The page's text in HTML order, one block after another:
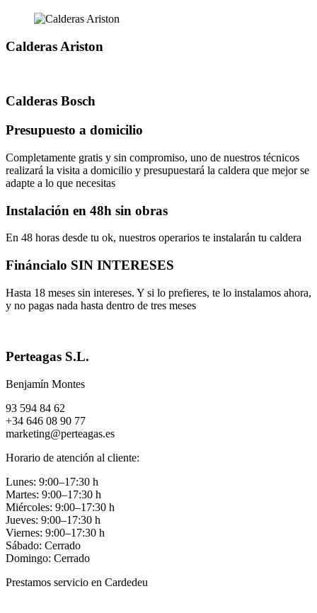
Calderas Ariston
Calderas Bosch
Presupuesto a domicilio
Completamente gratis y sin compromiso, uno de nuestros técnicos
realizará la visita a domicilio y presupuestará la caldera que mejor se
adapte a lo que necesitas
Instalación en 48h sin obras
En 48 horas desde tu ok, nuestros operarios te instalarán tu caldera
Fináncialo SIN INTERESES
Hasta 18 meses sin intereses. Y si lo prefieres, te lo instalamos ahora,
y no pagas nada hasta dentro de tres meses
Perteagas S.L.
Benjamín Montes
93 594 84 62
+34 646 08 90 77
marketing@perteagas.es
Horario de atención al cliente:
Lunes: 9:00–17:30 h
Martes: 9:00–17:30 h
Miércoles: 9:00–17:30 h
Jueves: 9:00–17:30 h
Viernes: 9:00–17:30 h
Sábado: Cerrado
Domingo: Cerrado
Prestamos servicio en Cardedeu